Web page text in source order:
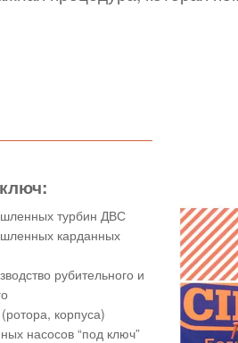
турбин ДВС
карданных
рубительного и
корпуса)
насосов “под ключ”